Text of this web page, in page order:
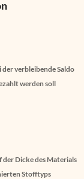
verbleibende Saldo
werden soll
der Dicke des Materials
Stofftyps